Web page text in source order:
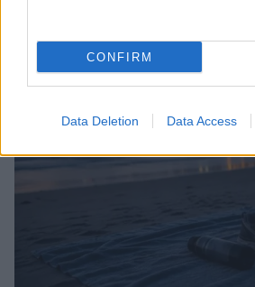
CONFIRM
Data Deletion Data Access